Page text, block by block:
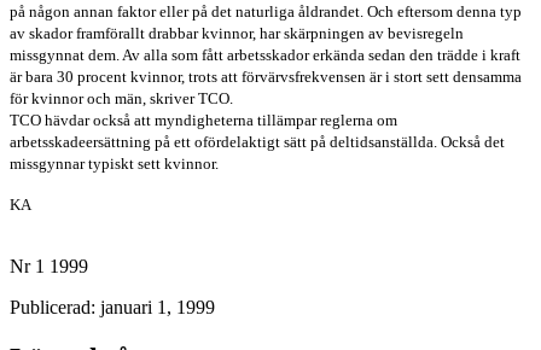
på någon annan faktor eller på det naturliga åldrandet. Och eftersom denna typ
av skador framförallt drabbar kvinnor, har skärpningen av bevisregeln
missgynnat dem. Av alla som fått arbetsskador erkända sedan den trädde i kraft
är bara 30 procent kvinnor, trots att förvärvsfrekvensen är i stort sett densamma
för kvinnor och män, skriver TCO.
TCO hävdar också att myndigheterna tillämpar reglerna om
arbetsskadeersättning på ett ofördelaktigt sätt på deltidsanställda. Också det
missgynnar typiskt sett kvinnor.
KA
Nr 1 1999
Publicerad: januari 1, 1999